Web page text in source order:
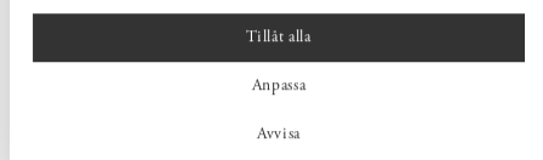
Tillåt alla
Anpassa
Avvisa
miljoner år sedan och är en av de äldsta och hårdaste kalkstenarna